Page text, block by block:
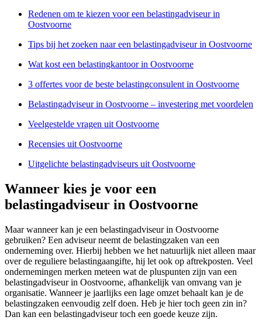
Redenen om te kiezen voor een belastingadviseur in
Oostvoorne
Tips bij het zoeken naar een belastingadviseur in Oostvoorne
Wat kost een belastingkantoor in Oostvoorne
3 offertes voor de beste belastingconsulent in Oostvoorne
Belastingadviseur in Oostvoorne – investering met voordelen
Veelgestelde vragen uit Oostvoorne
Recensies uit Oostvoorne
Uitgelichte belastingadviseurs uit Oostvoorne
Wanneer kies je voor een
belastingadviseur in Oostvoorne
Maar wanneer kan je een belastingadviseur in Oostvoorne
gebruiken? Een adviseur neemt de belastingzaken van een
onderneming over. Hierbij hebben we het natuurlijk niet alleen maar
over de reguliere belastingaangifte, hij let ook op aftrekposten. Veel
ondernemingen merken meteen wat de pluspunten zijn van een
belastingadviseur in Oostvoorne, afhankelijk van omvang van je
organisatie. Wanneer je jaarlijks een lage omzet behaalt kan je de
belastingzaken eenvoudig zelf doen. Heb je hier toch geen zin in?
Dan kan een belastingadviseur toch een goede keuze zijn.